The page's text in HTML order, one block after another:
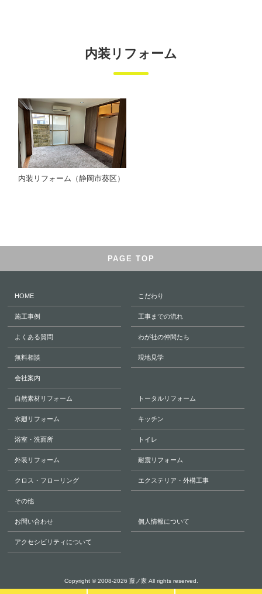
内装リフォーム
内装リフォーム（静岡市葵区）
PAGE TOP
HOME こだわり
施工事例 工事までの流れ
よくある質問 わが社の仲間たち
無料相談 現地見学
会社案内
自然素材リフォーム トータルリフォーム
水廻リフォーム キッチン
浴室・洗面所 トイレ
外装リフォーム 耐震リフォーム
クロス・フローリング エクステリア・外構工事
その他
お問い合わせ 個人情報について
アクセシビリティについて
Copyright © 2008-2026 藤ノ家All rights reserved.